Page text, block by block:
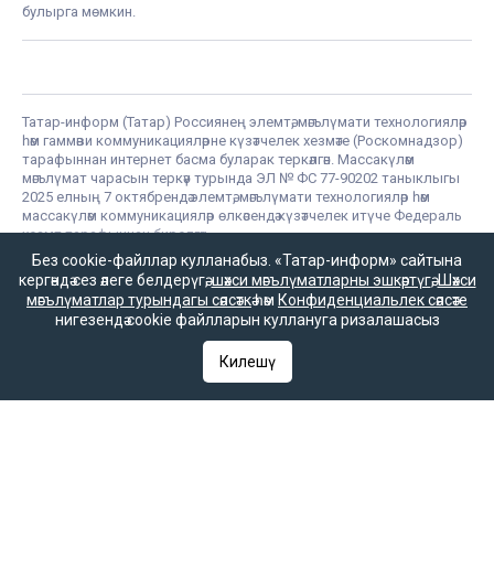
булырга мөмкин.
Татар-информ (Татар) Россиянең элемтә, мәгълүмати технологияләр
һәм гаммәви коммуникацияләрне күзәтчелек хезмәте (Роскомнадзор)
тарафыннан интернет басма буларак теркәлгән. Массакүләм
мәгълүмат чарасын теркәү турында ЭЛ № ФС 77-90202 таныклыгы
2025 елның 7 октябрендә элемтә, мәгълүмати технологияләр һәм
массакүләм коммуникацияләр өлкәсендә күзәтчелек итүче Федераль
хезмәт тарафыннан бирелгән.
«Татар-информ» Россиянең элемтә, мәгълүмати технологияләр һәм
гаммәви коммуникацияләрне күзәтчелек хезмәте (Роскомнадзор)
тарафыннан мәгълүмат агентлыгы буларак 15.09.2016 елда
теркәлгән. Гамәлдәге таныклык номеры – № ФС 77 – 67031. РФ
«Матбугат турында» законының 23 маддәсе буенча, «Татар-
информ» мәгълүмат агентлыгы язмаларын һәм материалларын
башка массакүләм мәгълүмат чарасы таратканда аңа
гиперсылтама кую мәҗбүри.
Без cookie-файллар кулланабыз. «Татар-информ» сайтына
кергәндә сез әлеге белдерүгә,шәхси мәгълүматларны эшкәртүгә,Шәхси
мәгълүматлар турындагы сәясәткәһәм Конфиденциальлек сәясәте
нигезендә cookie файлларын куллануга ризалашасыз
Килешү